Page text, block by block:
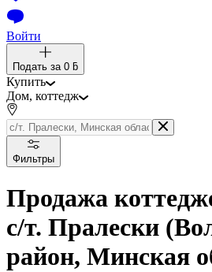
Войти
Подать за 0 ƃ
Купить
Дом, коттедж
Фильтры
Продажа
с/т. Пралески
район, Минская